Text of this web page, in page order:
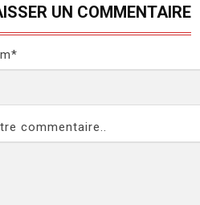
UN COMMENTAIRE
commentaire..